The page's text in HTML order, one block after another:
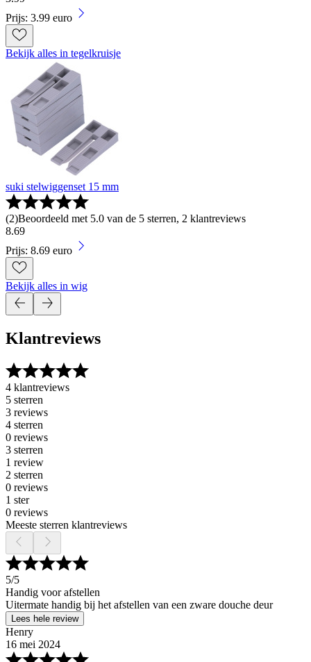
Prijs: 3.99 euro
Bekijk alles in tegelkruisje
suki stelwiggenset 15 mm
(2)Beoordeeld met 5.0 van de 5 sterren, 2 klantreviews
8.69
Prijs: 8.69 euro
Bekijk alles in wig
Klantreviews
4 klantreviews
5 sterren
3 reviews
4 sterren
0 reviews
3 sterren
1 review
2 sterren
0 reviews
1 ster
0 reviews
Meeste sterren klantreviews
5/5
Handig voor afstellen
Uitermate handig bij het afstellen van een zware douche deur
Lees hele review
Henry
16 mei 2024